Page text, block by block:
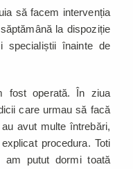
să facem intervenția
la dispoziție
specialiștii înainte de
fost operată. În ziua
care urmau să facă
avut multe întrebări,
procedura. Toti
am putut dormi toată